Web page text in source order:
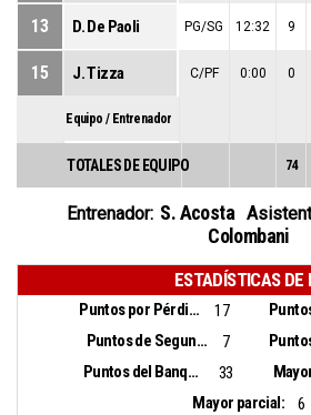
13 D. De Paoli PG/SG 12:32 9
15 J. Tizza C/PF 0:00 0
Equipo / Entrenador
TOTALES DE EQUIPO 74
Entrenador: S. Acosta
Colombani
ESTADÍSTICAS DE
Puntos por Pérdidas: 17
Puntos de Segunda Oportunidad:
7
Puntos del Banquillo:
33
Mayor parcial:
6